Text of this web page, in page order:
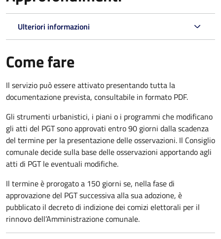
Ulteriori informazioni
Come fare
Il servizio può essere attivato presentando tutta la
documentazione prevista, consultabile in formato PDF.
Gli strumenti urbanistici, i piani o i programmi che modificano
gli atti del PGT sono approvati entro 90 giorni dalla scadenza
del termine per la presentazione delle osservazioni. Il Consiglio
comunale decide sulla base delle osservazioni apportando agli
atti di PGT le eventuali modifiche.
Il termine è prorogato a 150 giorni se, nella fase di
approvazione del PGT successiva alla sua adozione, è
pubblicato il decreto di indizione dei comizi elettorali per il
rinnovo dell’Amministrazione comunale.